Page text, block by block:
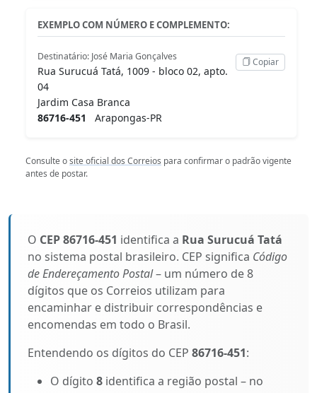
EXEMPLO COM NÚMERO E COMPLEMENTO:
Destinatário: José Maria Gonçalves
Rua Surucuá Tatá, 1009 - bloco 02, apto.
04
Jardim Casa Branca
86716-451
Arapongas-PR
Copiar
Consulte osite oficial dos Correios para confirmar o padrão vigente
antes de postar.
O CEP 86716-451 identifica a Rua Surucuá Tatá
no sistema postal brasileiro. CEP significa Código
de Endereçamento Postal– um número de 8
dígitos que os Correios utilizam para
encaminhar e distribuir correspondências e
encomendas em todo o Brasil.
Entendendo os dígitos do CEP 86716-451:
O dígito 8 identifica a região postal – no